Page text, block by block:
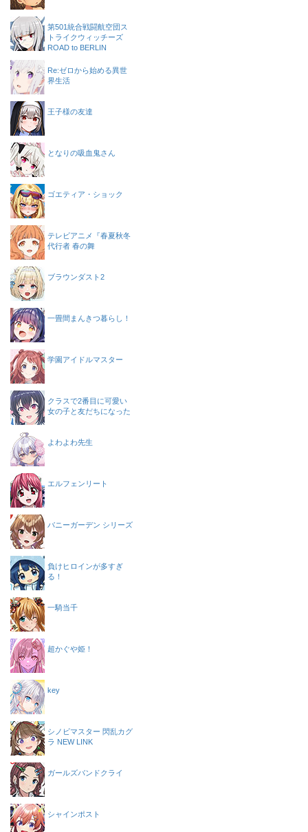
第501統合戦闘航空団ス
トライクウィッチーズ
ROAD to BERLIN
Re:ゼロから始める異世
界生活
王子様の友達
となりの吸血鬼さん
ゴエティア・ショック
テレビアニメ『春夏秋冬
代行者 春の舞
ブラウンダスト2
一畳間まんきつ暮らし！
学園アイドルマスター
クラスで2番目に可愛い
女の子と友だちになった
よわよわ先生
エルフェンリート
バニーガーデン シリーズ
負けヒロインが多すぎ
る！
一騎当千
超かぐや姫！
key
シノビマスター 閃乱カグ
ラ NEW LINK
ガールズバンドクライ
シャインポスト